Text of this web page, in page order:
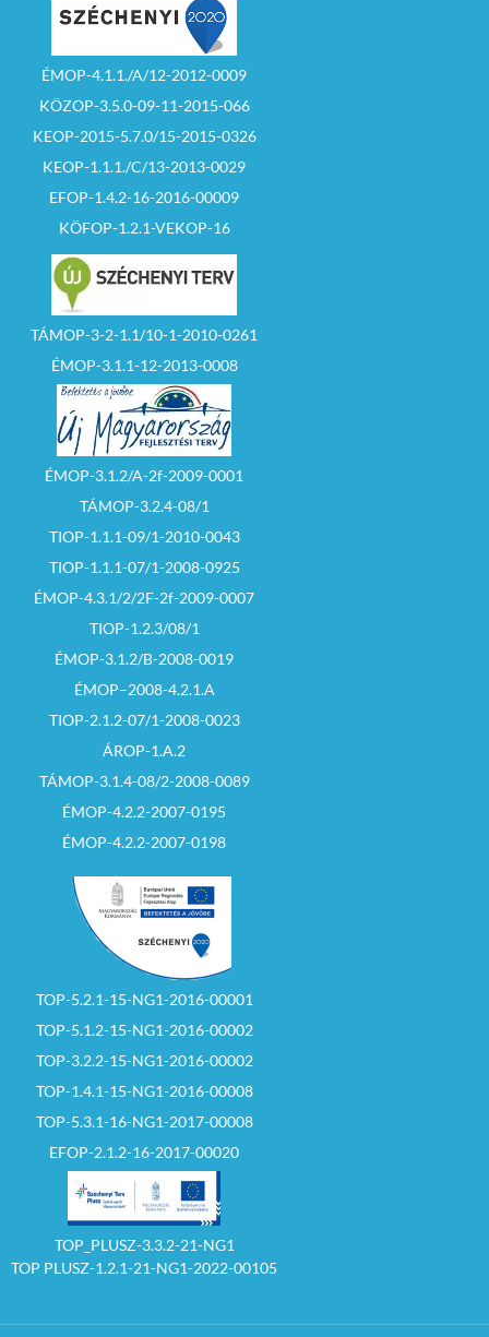
ÉMOP-4.1.1./A/12-2012-0009
KÖZOP-3.5.0-09-11-2015-066
KEOP-2015-5.7.0/15-2015-0326
KEOP-1.1.1./C/13-2013-0029
EFOP-1.4.2-16-2016-00009
KÖFOP-1.2.1-VEKOP-16
TÁMOP-3-2-1.1/10-1-2010-0261
ÉMOP-3.1.1-12-2013-0008
ÉMOP-3.1.2/A-2f-2009-0001
TÁMOP-3.2.4-08/1
TIOP-1.1.1-09/1-2010-0043
TIOP-1.1.1-07/1-2008-0925
ÉMOP-4.3.1/2/2F-2f-2009-0007
TIOP-1.2.3/08/1
ÉMOP-3.1.2/B-2008-0019
ÉMOP–2008-4.2.1.A
TIOP-2.1.2-07/1-2008-0023
ÁROP-1.A.2
TÁMOP-3.1.4-08/2-2008-0089
ÉMOP-4.2.2-2007-0195
ÉMOP-4.2.2-2007-0198
TOP-5.2.1-15-NG1-2016-00001
TOP-5.1.2-15-NG1-2016-00002
TOP-3.2.2-15-NG1-2016-00002
TOP-1.4.1-15-NG1-2016-00008
TOP-5.3.1-16-NG1-2017-00008
EFOP-2.1.2-16-2017-00020
TOP_PLUSZ-3.3.2-21-NG1
TOP PLUSZ-1.2.1-21-NG1-2022-00105